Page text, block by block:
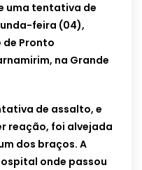
uma tentativa de
feira (04),
de Pronto
na Grande
de assalto, e
reação, foi alvejada
dos braços. A
onde passou